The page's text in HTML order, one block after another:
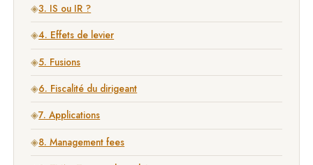
◈3. IS ou IR ?
◈4. Effets de levier
◈5. Fusions
◈6. Fiscalité du dirigeant
◈7. Applications
◈8. Management fees